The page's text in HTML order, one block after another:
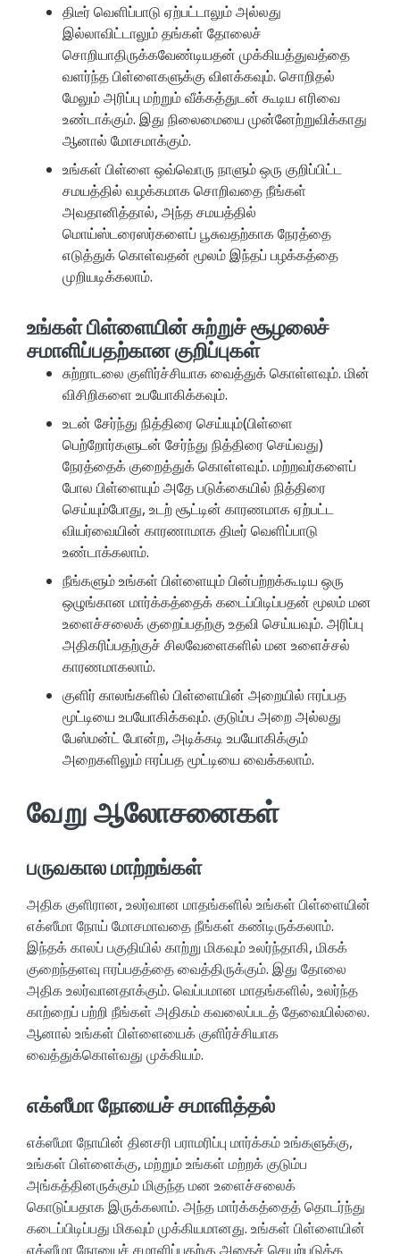
திடீர் வெளிப்பாடு ஏற்பட்டாலும் அல்லது
இல்லாவிட்டாலும் தங்கள் தோலைச்
சொறியாதிருக்கவேண்டியதன் முக்கியத்துவத்தை
வளர்ந்த பிள்ளைகளுக்கு விளக்கவும். சொறிதல்
மேலும் அரிப்பு மற்றும் வீக்கத்துடன் கூடிய எரிவை
உண்டாக்கும். இது நிலைமையை முன்னேற்றுவிக்காது
ஆனால் மோசமாக்கும்.
உங்கள் பிள்ளை ஒவ்வொரு நாளும் ஒரு குறிப்பிட்ட
சமயத்தில் வழக்கமாக சொறிவதை நீங்கள்
அவதானித்தால், அந்த சமயத்தில்
மொய்ஸ்டரைஸர்களைப் பூசுவதற்காக நேரத்தை
எடுத்துக் கொள்வதன் மூலம் இந்தப் பழக்கத்தை
முறியடிக்கலாம்.
உங்கள் பிள்ளையின் சுற்றுச் சூழலைச்
சமாளிப்பதற்கான குறிப்புகள்
சுற்றாடலை குளிர்ச்சியாக வைத்துக் கொள்ளவும். மின்
விசிறிகளை உபயோகிக்கவும்.
உடன் சேர்ந்து நித்திரை செய்யும்(பிள்ளை
பெற்றோர்களுடன் சேர்ந்து நித்திரை செய்வது)
நேரத்தைக் குறைத்துக் கொள்ளவும். மற்றவர்களைப்
போல பிள்ளையும் அதே படுக்கையில் நித்திரை
செய்யும்போது, உடற் சூட்டின் காரணமாக ஏற்பட்ட
வியர்வையின் காரணாமாக திடீர் வெளிப்பாடு
உண்டாக்கலாம்.
நீங்களும் உங்கள் பிள்ளையும் பின்பற்றக்கூடிய ஒரு
ஒழுங்கான மார்க்கத்தைக் கடைப்பிடிப்பதன் மூலம் மன
உளைச்சலைக் குறைப்பதற்கு உதவி செய்யவும். அரிப்பு
அதிகரிப்பதற்குச் சிலவேளைகளில் மன உளைச்சல்
காரணமாகலாம்.
குளிர் காலங்களில் பிள்ளையின் அறையில் ஈரப்பத
மூட்டியை உபயோகிக்கவும். குடும்ப அறை அல்லது
பேஸ்மன்ட் போன்ற, அடிக்கடி உபயோகிக்கும்
அறைகளிலும் ஈரப்பத மூட்டியை வைக்கலாம்.
வேறு ஆலோசனைகள்
பருவகால மாற்றங்கள்
அதிக குளிரான, உலர்வான மாதங்களில் உங்கள் பிள்ளையின்
எக்ஸீமா நோய் மோசமாவதை நீங்கள் கண்டிருக்கலாம்.
இந்தக் காலப் பகுதியில் காற்று மிகவும் உலர்ந்தாகி, மிகக்
குறைந்தளவு ஈரப்பதத்தை வைத்திருக்கும். இது தோலை
அதிக உலர்வானதாக்கும். வெப்பமான மாதங்களில், உலர்ந்த
காற்றைப் பற்றி நீங்கள் அதிகம் கவலைப்படத் தேவையில்லை.
ஆனால் உங்கள் பிள்ளையைக் குளிர்ச்சியாக
வைத்துக்கொள்வது முக்கியம்.
எக்ஸீமா நோயைச் சமாளித்தல்
எக்ஸீமா நோயின் தினசரி பராமரிப்பு மார்க்கம் உங்களுக்கு,
உங்கள் பிள்ளைக்கு, மற்றும் உங்கள் மற்றக் குடும்ப
அங்கத்தினருக்கும் மிகுந்த மன உளைச்சலைக்
கொடுப்பதாக இருக்கலாம். அந்த மார்க்கத்தைத் தொடர்ந்து
கடைப்பிடிப்பது மிகவும் முக்கியமானது. உங்கள் பிள்ளையின்
எக்ஸீமா நோயைச் சமாளிப்பதற்கு அதைச் செயற்படுத்த